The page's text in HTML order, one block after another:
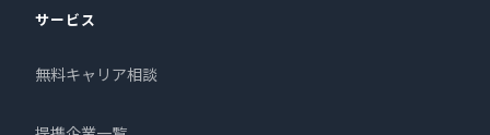
サービス
無料キャリア相談